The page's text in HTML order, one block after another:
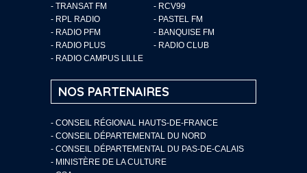
- TRANSAT FM
- RCV99
- RPL RADIO
- PASTEL FM
- RADIO PFM
- BANQUISE FM
- RADIO PLUS
- RADIO CLUB
- RADIO CAMPUS LILLE
NOS PARTENAIRES
- CONSEIL RÉGIONAL HAUTS-DE-FRANCE
- CONSEIL DÉPARTEMENTAL DU NORD
- CONSEIL DÉPARTEMENTAL DU PAS-DE-CALAIS
- MINISTÈRE DE LA CULTURE